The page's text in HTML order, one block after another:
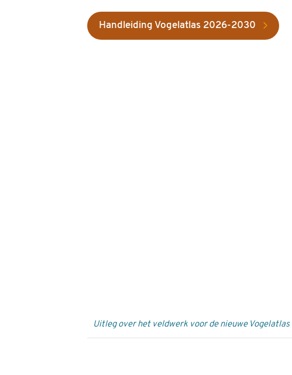
Handleiding Vogelatlas 2026-2030
Uitleg over het veldwerk voor de nieuwe Vogelatlas